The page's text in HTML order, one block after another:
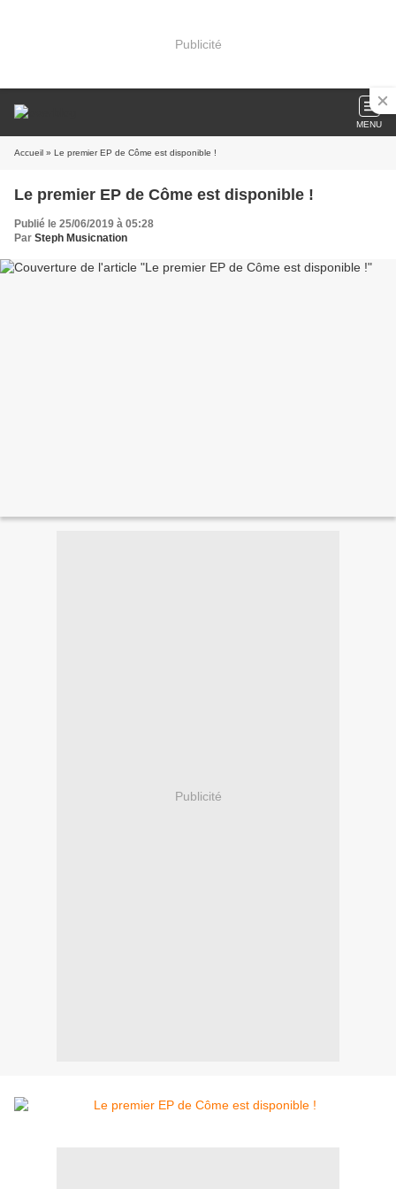
Publicité
MENU
Accueil » Le premier EP de Côme est disponible !
Le premier EP de Côme est disponible !
Publié le 25/06/2019 à 05:28
Par Steph Musicnation
Publicité